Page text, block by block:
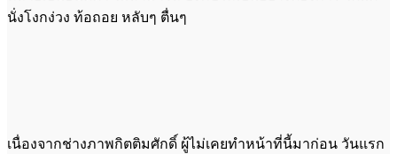
นั่งโงกง่วง ท้อถอย หลับๆ ตื่นๆ
เนื่องจากช่างภาพกิตติมศักดิ์ ผู้ไม่เคยทำหน้าที่นี้มาก่อน วันแรก